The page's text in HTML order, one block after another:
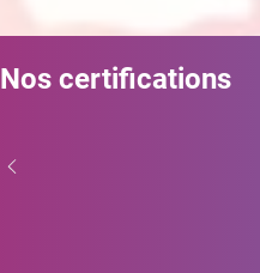
Nos certifications